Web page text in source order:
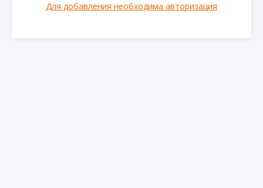
Для добавления необходима авторизация